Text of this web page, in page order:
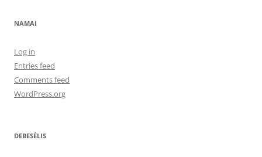
NAMAI
Log in
Entries feed
Comments feed
WordPress.org
DEBESĖLIS